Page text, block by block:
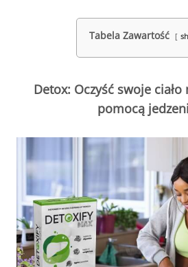
Tabela Zawartość
Detox: Oczyść swoje
pomocą